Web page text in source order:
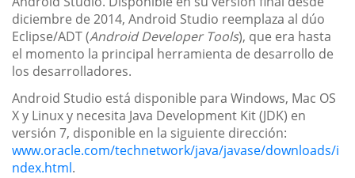
diciembre de 2014, Android Studio reemplaza al dúo
Eclipse/ADT (Android Developer Tools), que era hasta
el momento la principal herramienta de desarrollo de
los desarrolladores.
Android Studio está disponible para Windows, Mac OS
X y Linux y necesita Java Development Kit (JDK) en
versión 7, disponible en la siguiente dirección:
www.oracle.com/technetwork/java/javase/downloads/i
ndex.html.